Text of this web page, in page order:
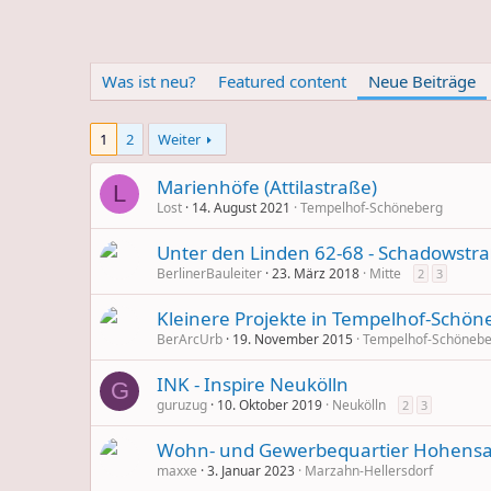
Was ist neu? Featured content Neue Beiträge
1 2 Weiter
L Marienhöfe (Attilastraße)
Lost 14. August 2021 Tempelhof-Schöneberg
Unter den Linden 62-68 -
BerlinerBauleiter 23. März 2018 Mitte 2 3
Kleinere Projekte in Tempelhof-
BerArcUrb 19. November 2015 Tempelhof-
G INK - Inspire Neukölln
guruzug 10. Oktober 2019 Neukölln 2 3
Wohn- und Gewerbequartier
maxxe 3. Januar 2023 Marzahn-Hellersdorf